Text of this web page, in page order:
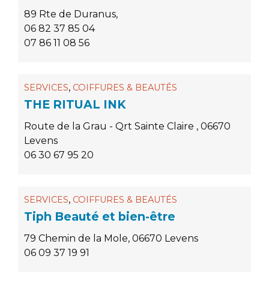
89 Rte de Duranus,
06 82 37 85 04
07 86 11 08 56
SERVICES, COIFFURES & BEAUTÉS
THE RITUAL INK
Route de la Grau - Qrt Sainte Claire , 06670
Levens
06 30 67 95 20
SERVICES, COIFFURES & BEAUTÉS
Tiph Beauté et bien-être
79 Chemin de la Mole, 06670 Levens
06 09 37 19 91